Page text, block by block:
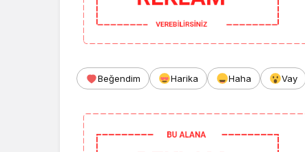
Beğendim Harika Haha Vay